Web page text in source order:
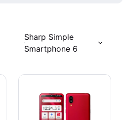
Sharp Simple
Smartphone 6